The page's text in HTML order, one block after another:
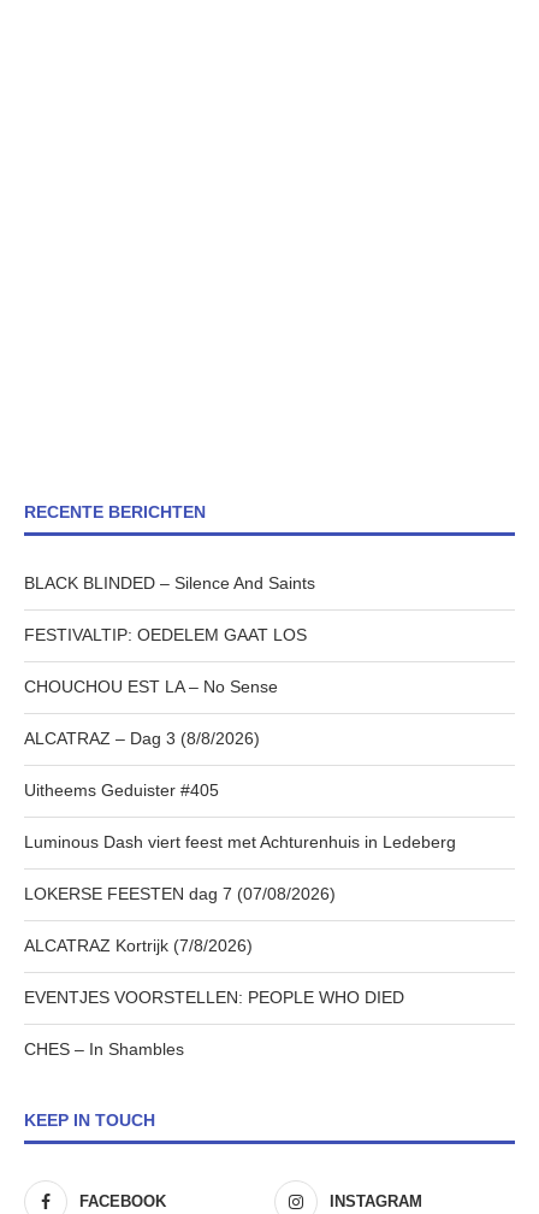
RECENTE BERICHTEN
BLACK BLINDED – Silence And Saints
FESTIVALTIP: OEDELEM GAAT LOS
CHOUCHOU EST LA – No Sense
ALCATRAZ – Dag 3 (8/8/2026)
Uitheems Geduister #405
Luminous Dash viert feest met Achturenhuis in Ledeberg
LOKERSE FEESTEN dag 7 (07/08/2026)
ALCATRAZ Kortrijk (7/8/2026)
EVENTJES VOORSTELLEN: PEOPLE WHO DIED
CHES – In Shambles
KEEP IN TOUCH
FACEBOOK INSTAGRAM